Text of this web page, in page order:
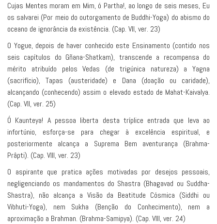
Cujas Mentes moram em Mim, ó Partha!, ao longo de seis meses, Eu
os salvarei (Por meio do outorgamento de Buddhi-Yoga) do abismo do
oceano de ignorância da existência. (Cap. VII, ver. 23)
O Yogue, depois de haver conhecido este Ensinamento (contido nos
seis capítulos do Gñana-Shatkam), transcende a recompensa do
mérito atribuído pelos Vedas (de trigúnica natureza) a Yagna
(sacrifício), Tapas (austeridade) e Dana (doação ou caridade),
alcançando (conhecendo) assim o elevado estado de Mahat-Kaivalya.
(Cap. VII, ver. 25)
Ó Kaunteya! A pessoa liberta desta tríplice entrada que leva ao
infortúnio, esforça-se para chegar à excelência espiritual, e
posteriormente alcança a Suprema Bem aventurança (Brahma-
Prâpti). (Cap. VIII, ver. 23)
O aspirante que pratica ações motivadas por desejos pessoais,
negligenciando os mandamentos do Shastra (Bhagavad ou Suddha-
Shastra), não alcança a Visão da Beatitude Cósmica (Siddhi ou
Vibhuti-Yoga), nem Sukha (Benção do Conhecimento), nem a
aproximação a Brahman. (Brahma-Samipya). (Cap. VIII, ver. 24)